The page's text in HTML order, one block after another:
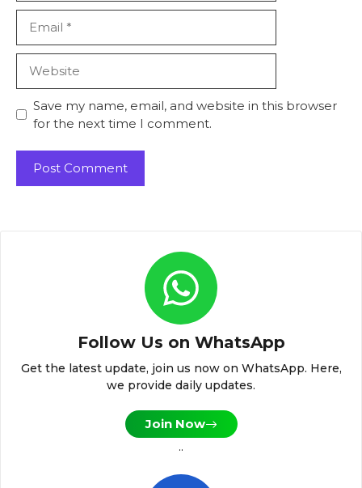
Save my name, email, and website in this browser
for the next time I comment.
Follow Us on WhatsApp
Get the latest update, join us now on WhatsApp. Here,
we provide daily updates.
Join Now
..